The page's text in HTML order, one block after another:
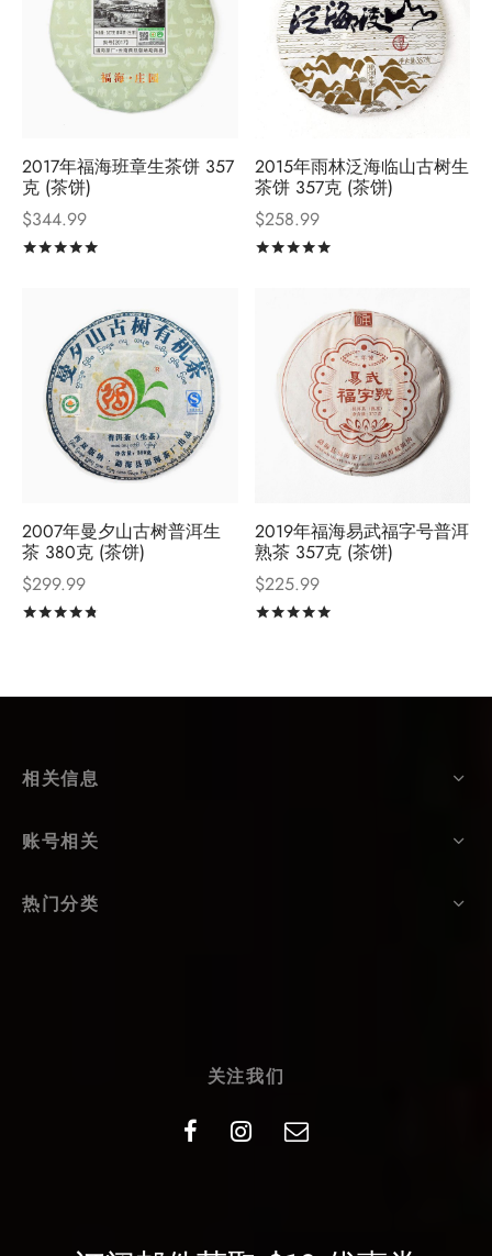
2017年福海班章生茶饼 357
克 (茶饼)
$344.99
2015年雨林泛海临山古树生
茶饼 357克 (茶饼)
$258.99
2007年曼夕山古树普洱生
茶 380克 (茶饼)
$299.99
2019年福海易武福字号普洱
熟茶 357克 (茶饼)
$225.99
相关信息
账号相关
热门分类
关注我们